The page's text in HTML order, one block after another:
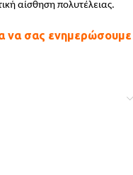
αίσθηση πολυτέλειας.
να σας ενημερώσουμε